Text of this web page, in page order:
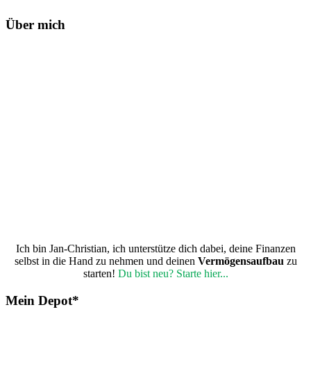
Über mich
Ich bin Jan-Christian, ich unterstütze dich dabei, deine Finanzen
selbst in die Hand zu nehmen und deinen Vermögensaufbau zu
starten! Du bist neu? Starte hier...
Mein Depot*